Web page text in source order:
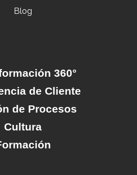
Blog
360°
de Cliente
de Procesos
Cultura